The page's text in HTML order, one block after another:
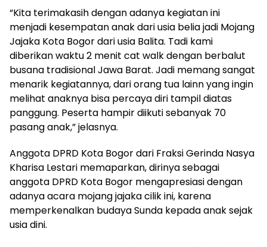
“Kita terimakasih dengan adanya kegiatan ini
menjadi kesempatan anak dari usia belia jadi Mojang
Jajaka Kota Bogor dari usia Balita. Tadi kami
diberikan waktu 2 menit cat walk dengan berbalut
busana tradisional Jawa Barat. Jadi memang sangat
menarik kegiatannya, dari orang tua lainn yang ingin
melihat anaknya bisa percaya diri tampil diatas
panggung. Peserta hampir diikuti sebanyak 70
pasang anak,” jelasnya.
Anggota DPRD Kota Bogor dari Fraksi Gerinda Nasya
Kharisa Lestari memaparkan, dirinya sebagai
anggota DPRD Kota Bogor mengapresiasi dengan
adanya acara mojang jajaka cilik ini, karena
memperkenalkan budaya Sunda kepada anak sejak
usia dini.